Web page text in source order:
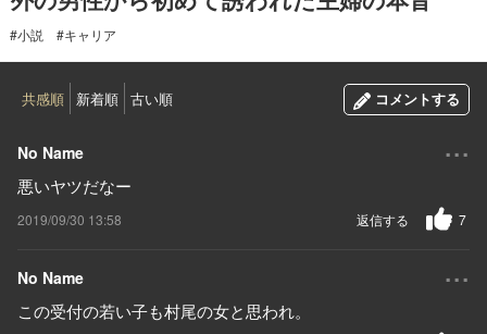
#小説 #キャリア
共感順 新着順 古い順 コメントする
No Name ...
悪いヤツだなー
2019/09/30 13:58 7
返信する
No Name ...
この受付の若い子も村尾の女と思われ。